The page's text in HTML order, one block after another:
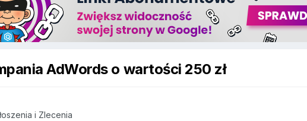
AdWords o wartości 250 zł
i Zlecenia